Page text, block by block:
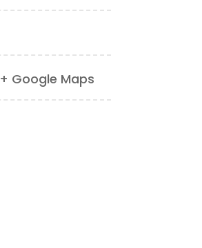
+ Google Maps